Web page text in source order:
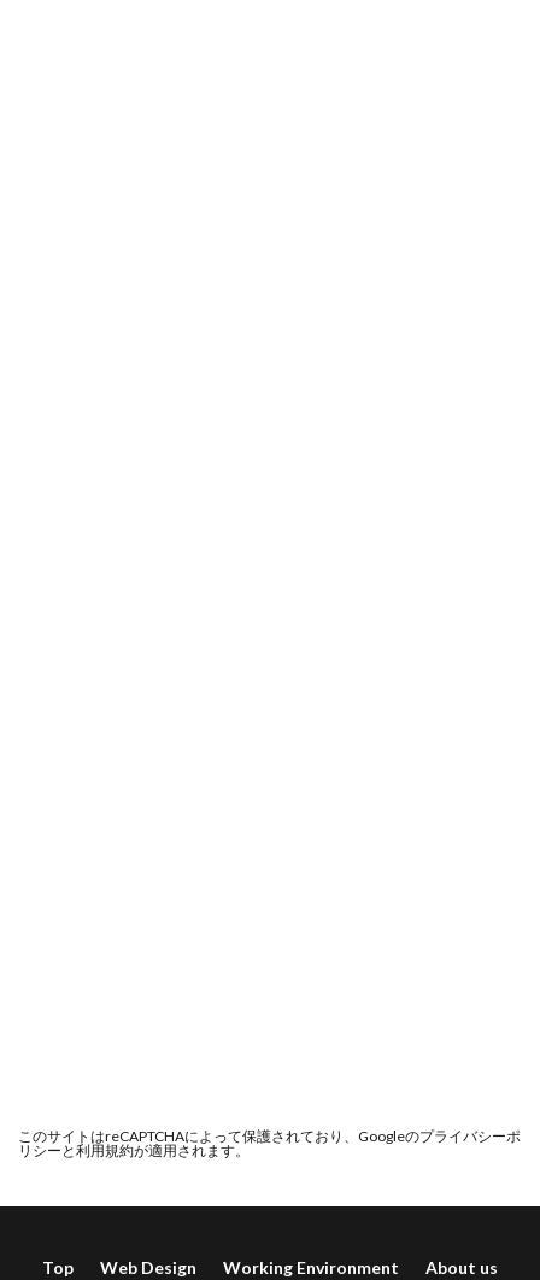
このサイトはreCAPTCHAによって保護されており、Googleのプライバシーポ
リシー と 利用規約が適用されます。
Top Web Design Working Environment About us